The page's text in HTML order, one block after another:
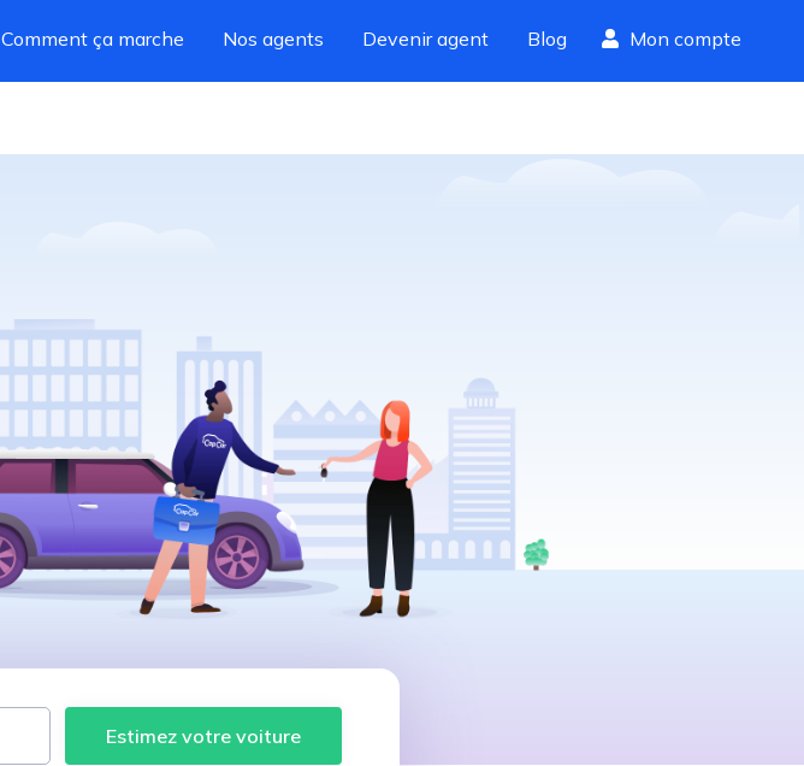
Comment ça marche Nos agents Devenir agent Blog Mon compte
Estimez votre voiture